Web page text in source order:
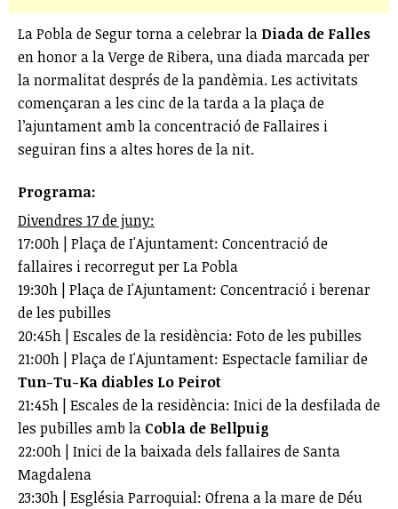
La Pobla de Segur torna a celebrar la Diada de Falles
en honor a la Verge de Ribera, una diada marcada per
la normalitat després de la pandèmia. Les activitats
començaran a les cinc de la tarda a la plaça de
l’ajuntament amb la concentració de Fallaires i
seguiran fins a altes hores de la nit.
Programa:
Divendres 17 de juny:
17:00h | Plaça de I'Ajuntament: Concentració de
fallaires i recorregut per La Pobla
19:30h | Plaça de I'Ajuntament: Concentració i berenar
de les pubilles
20:45h | Escales de la residència: Foto de les pubilles
21:00h | Plaça de I'Ajuntament: Espectacle familiar de
Tun-Tu-Ka diables Lo Peirot
21:45h | Escales de la residència: Inici de la desfilada de
les pubilles amb la Cobla de Bellpuig
22:00h | Inici de la baixada dels fallaires de Santa
Magdalena
23:30h | Església Parroquial: Ofrena a la mare de Déu